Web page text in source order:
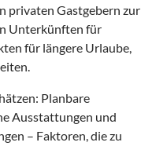
privaten Gastgebern zur
Unterkünften für
für längere Urlaube,
Planbare
Ausstattungen und
– Faktoren, die zu